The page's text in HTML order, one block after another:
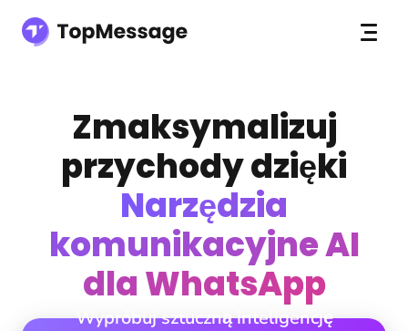
Zmaksymalizuj
przychody dzięki
Narzędzia
komunikacyjne AI
dla WhatsApp
Wypróbuj sztuczną inteligencję